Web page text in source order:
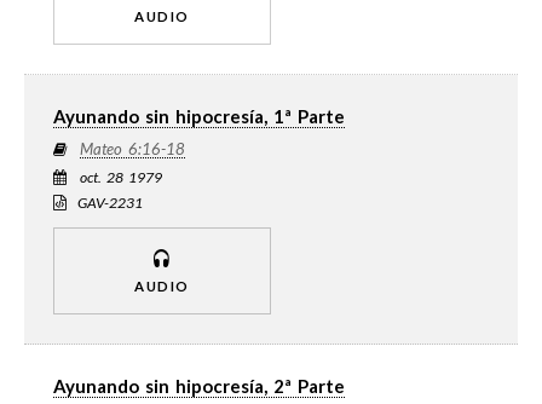
AUDIO
Ayunando sin hipocresía, 1ª Parte
Mateo 6:16-18
oct. 28 1979
GAV-2231
AUDIO
Ayunando sin hipocresía, 2ª Parte